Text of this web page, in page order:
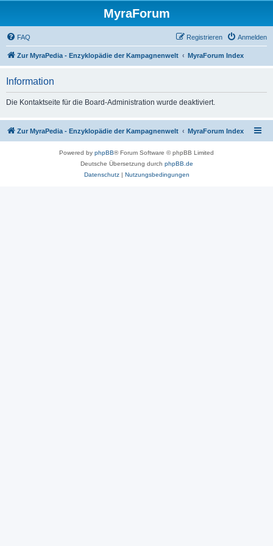
MyraForum
FAQ Anmelden
Registrieren
Zur MyraPedia - Enzyklopädie der Kampagnenwelt MyraForum Index
Information
Die Kontaktseite für die Board-Administration wurde deaktiviert.
Zur MyraPedia - Enzyklopädie der Kampagnenwelt MyraForum Index
Powered by phpBB® Forum Software © phpBB Limited
Deutsche Übersetzung durch phpBB.de
Datenschutz| Nutzungsbedingungen